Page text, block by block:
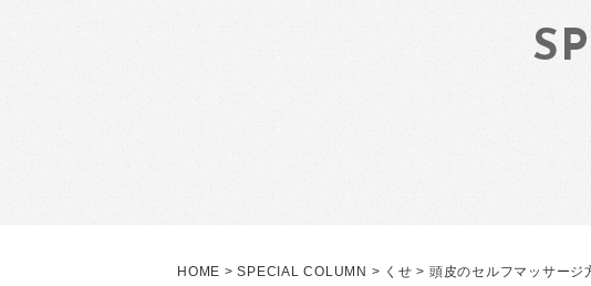
HOME >SPECIAL COLUMN > くせ > 頭皮のセルフマッサージ